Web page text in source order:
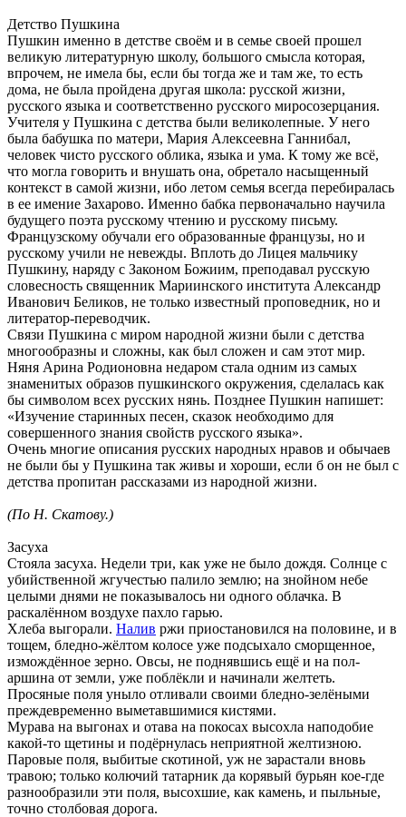
Детство Пушкина
Пушкин именно в детстве своём и в семье своей прошел
великую литературную школу, большого смысла которая,
впрочем, не имела бы, если бы тогда же и там же, то есть
дома, не была пройдена другая школа: русской жизни,
русского языка и соответственно русского миросозерцания.
Учителя у Пушкина с детства были великолепные. У него
была бабушка по матери, Мария Алексеевна Ганнибал,
человек чисто русского облика, языка и ума. К тому же всё,
что могла говорить и внушать она, обретало насыщенный
контекст в самой жизни, ибо летом семья всегда перебиралась
в ее имение Захарово. Именно бабка первоначально научила
будущего поэта русскому чтению и русскому письму.
Французскому обучали его образованные французы, но и
русскому учили не невежды. Вплоть до Лицея мальчику
Пушкину, наряду с Законом Божиим, преподавал русскую
словесность священник Мариинского института Александр
Иванович Беликов, не только известный проповедник, но и
литератор-переводчик.
Связи Пушкина с миром народной жизни были с детства
многообразны и сложны, как был сложен и сам этот мир.
Няня Арина Родионовна недаром стала одним из самых
знаменитых образов пушкинского окружения, сделалась как
бы символом всех русских нянь. Позднее Пушкин напишет:
«Изучение старинных песен, сказок необходимо для
совершенного знания свойств русского языка».
Очень многие описания русских народных нравов и обычаев
не были бы у Пушкина так живы и хороши, если б он не был с
детства пропитан рассказами из народной жизни.
(По Н. Скатову.)
Засуха
Стояла засуха. Недели три, как уже не было дождя. Солнце с
убийственной жгучестью палило землю; на знойном небе
целыми днями не показывалось ни одного облачка. В
раскалённом воздухе пахло гарью.
Хлеба выгорали. Налив ржи приостановился на половине, и в
тощем, бледно-жёлтом колосе уже подсыхало сморщенное,
измождённое зерно. Овсы, не поднявшись ещё и на пол-
аршина от земли, уже поблёкли и начинали желтеть.
Просяные поля уныло отливали своими бледно-зелёными
преждевременно выметавшимися кистями.
Мурава на выгонах и отава на покосах высохла наподобие
какой-то щетины и подёрнулась неприятной желтизною.
Паровые поля, выбитые скотиной, уж не зарастали вновь
травою; только колючий татарник да корявый бурьян кое-где
разнообразили эти поля, высохшие, как камень, и пыльные,
точно столбовая дорога.